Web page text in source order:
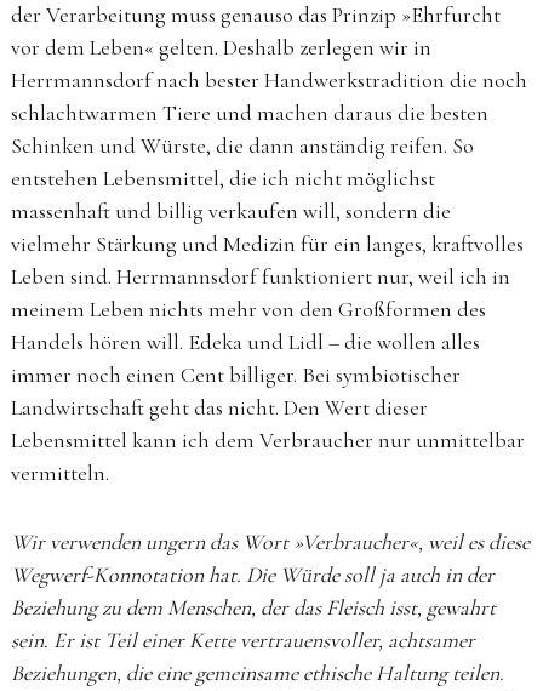
der Verarbeitung muss genauso das Prinzip »Ehrfurcht
vor dem Leben« gelten. Deshalb zerlegen wir in
Herrmannsdorf nach bester Handwerkstradition die noch
schlachtwarmen Tiere und machen daraus die besten
Schinken und Würste, die dann anständig reifen. So
entstehen Lebensmittel, die ich nicht möglichst
massenhaft und billig verkaufen will, sondern die
vielmehr Stärkung und Medizin für ein langes, kraftvolles
Leben sind. Herrmannsdorf funktioniert nur, weil ich in
meinem Leben nichts mehr von den Großformen des
Handels hören will. Edeka und Lidl – die wollen alles
immer noch einen Cent billiger. Bei symbiotischer
Landwirtschaft geht das nicht. Den Wert dieser
Lebensmittel kann ich dem Verbraucher nur unmittelbar
vermitteln.
Wir verwenden ungern das Wort »Verbraucher«, weil es diese
Wegwerf-Konnotation hat. Die Würde soll ja auch in der
Beziehung zu dem Menschen, der das Fleisch isst, gewahrt
sein. Er ist Teil einer Kette vertrauensvoller, achtsamer
Beziehungen, die eine gemeinsame ethische Haltung teilen.